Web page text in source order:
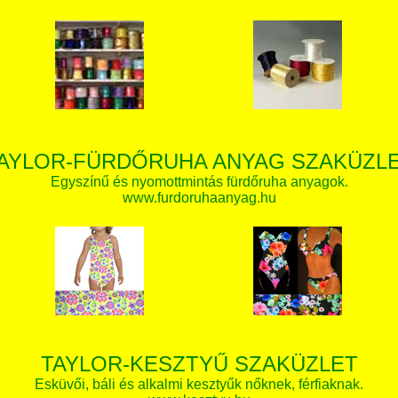
FÜRDŐRUHA ANYAG
Egyszínű és nyomottmintás fürdőruha anyagok.
www.furdoruhaanyag.hu
TAYLOR-KESZTYŰ SZAKÜZLET
Esküvői, báli és alkalmi kesztyűk nőknek, férfiaknak.